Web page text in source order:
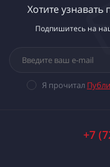
Хотите
Подпишитесь на
Я прочитал
+7